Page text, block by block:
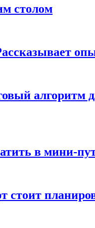
столом
алгоритм
в мини-
стоит